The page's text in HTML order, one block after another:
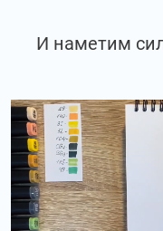
И наметим